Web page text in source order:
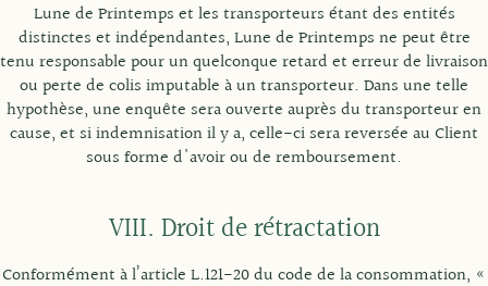
Lune de Printemps et les transporteurs étant des entités
distinctes et indépendantes, Lune de Printemps ne peut être
tenu responsable pour un quelconque retard et erreur de livraison
ou perte de colis imputable à un transporteur. Dans une telle
hypothèse, une enquête sera ouverte auprès du transporteur en
cause, et si indemnisation il y a, celle-ci sera reversée au Client
sous forme d'avoir ou de remboursement.
VIII. Droit de rétractation
Conformément à l’article L.121-20 du code de la consommation, «